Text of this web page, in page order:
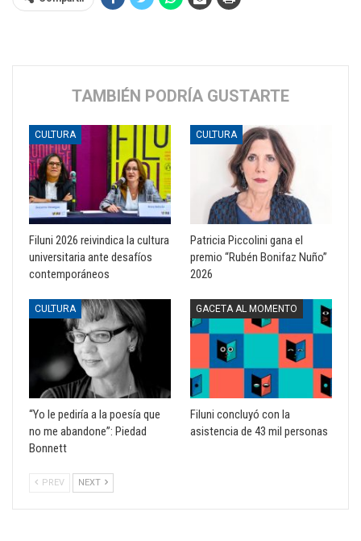
TAMBIÉN PODRÍA GUSTARTE
CULTURA
Filuni 2026 reivindica la cultura
universitaria ante desafíos
contemporáneos
CULTURA
Patricia Piccolini gana el
premio “Rubén Bonifaz Nuño”
2026
CULTURA
“Yo le pediría a la poesía que
no me abandone”: Piedad
Bonnett
GACETA AL MOMENTO
Filuni concluyó con la
asistencia de 43 mil personas
PREV NEXT